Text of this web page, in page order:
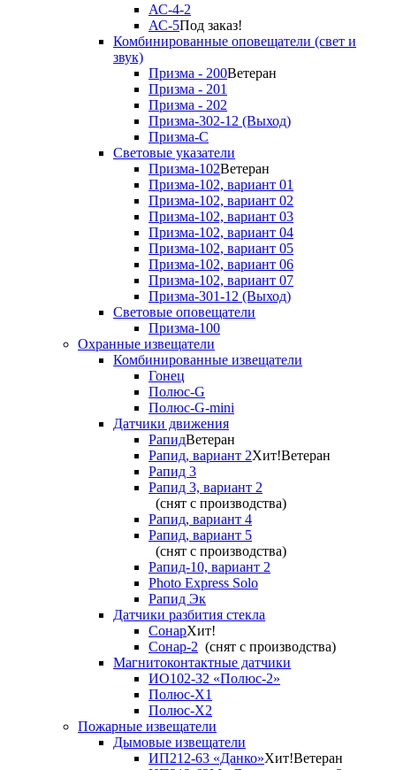
АС-4-2
АС-5Под заказ!
Комбинированные оповещатели (свет и
звук)
Призма - 200Ветеран
Призма - 201
Призма - 202
Призма-302-12 (Выход)
Призма-С
Световые указатели
Призма-102Ветеран
Призма-102, вариант 01
Призма-102, вариант 02
Призма-102, вариант 03
Призма-102, вариант 04
Призма-102, вариант 05
Призма-102, вариант 06
Призма-102, вариант 07
Призма-301-12 (Выход)
Световые оповещатели
Призма-100
Охранные извещатели
Комбинированные извещатели
Гонец
Полюс-G
Полюс-G-mini
Датчики движения
РапидВетеран
Рапид, вариант 2Хит!Ветеран
Рапид 3
Рапид 3, вариант 2
(снят с производства)
Рапид, вариант 4
Рапид, вариант 5
(снят с производства)
Рапид-10, вариант 2
Photo Express Solo
Рапид Эк
Датчики разбития стекла
СонарХит!
Сонар-2 (снят с производства)
Магнитоконтактные датчики
ИО102-32 «Полюс-2»
Полюс-X1
Полюс-X2
Пожарные извещатели
Дымовые извещатели
ИП212-63 «Данко»Хит!Ветеран